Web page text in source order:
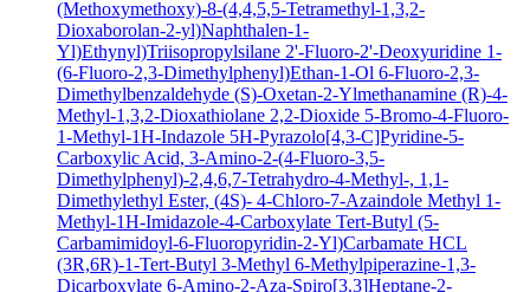
(Methoxymethoxy)-8-(4,4,5,5-Tetramethyl-1,3,2-
Dioxaborolan-2-yl)Naphthalen-1-
Yl)Ethynyl)Triisopropylsilane 2'-Fluoro-2'-Deoxyuridine 1-
(6-Fluoro-2,3-Dimethylphenyl)Ethan-1-Ol 6-Fluoro-2,3-
Dimethylbenzaldehyde (S)-Oxetan-2-Ylmethanamine (R)-4-
Methyl-1,3,2-Dioxathiolane 2,2-Dioxide 5-Bromo-4-Fluoro-
1-Methyl-1H-Indazole 5H-Pyrazolo[4,3-C]Pyridine-5-
Carboxylic Acid, 3-Amino-2-(4-Fluoro-3,5-
Dimethylphenyl)-2,4,6,7-Tetrahydro-4-Methyl-, 1,1-
Dimethylethyl Ester, (4S)- 4-Chloro-7-Azaindole Methyl 1-
Methyl-1H-Imidazole-4-Carboxylate Tert-Butyl (5-
Carbamimidoyl-6-Fluoropyridin-2-Yl)Carbamate HCL
(3R,6R)-1-Tert-Butyl 3-Methyl 6-Methylpiperazine-1,3-
Dicarboxylate 6-Amino-2-Aza-Spiro[3.3]Heptane-2-